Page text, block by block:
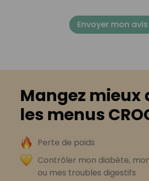
Envoyer mon avis
Mangez mieux
les menus
Perte de poids
Contrôler mon diabète,
ou mes troubles digestifs